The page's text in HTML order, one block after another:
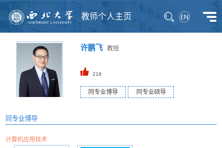
教师个人主页
许鹏飞教授
218
同专业博导 同专业硕导
同专业博导
计算机应用技术